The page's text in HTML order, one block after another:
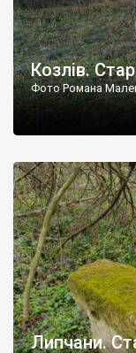
Козлів.
Фото Романа
Липчани.